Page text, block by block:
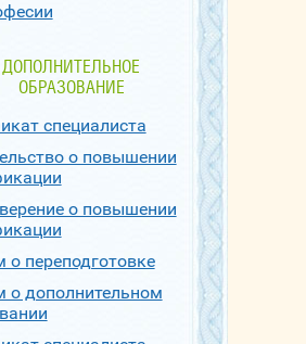
ДОПОЛНИТЕЛЬНОЕ
ОБРАЗОВАНИЕ
специалиста
о повышении
о повышении
переподготовке
о дополнительном